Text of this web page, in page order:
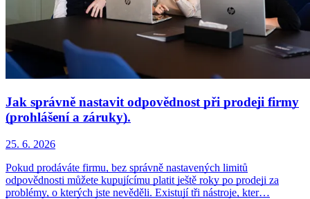
Jak správně nastavit odpovědnost při prodeji firmy
(prohlášení a záruky).
25. 6. 2026
Pokud prodáváte firmu, bez správně nastavených limitů
odpovědnosti můžete kupujícímu platit ještě roky po prodeji za
problémy, o kterých jste nevěděli. Existují tři nástroje, kter…